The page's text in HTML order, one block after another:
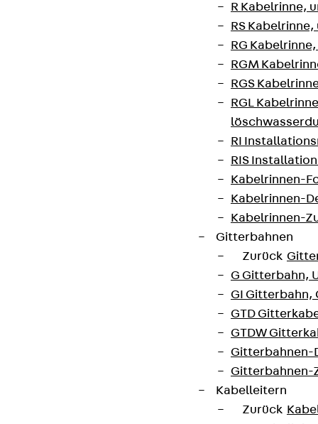
R Kabelrinne,
RS
RG
RGM
RGS
RGL
RI
RIS
Kabelrinnen-
Kabelrinnen-
Kabelrinnen-
Gitterbahnen
Zurück
G Gitterbahn,
GI Gitterbahn,
GTD
GTDW
Gitterbahnen-
Gitterbahnen-
Kabelleitern
Zurück